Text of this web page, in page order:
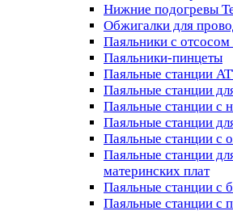
Нижние подогревы
Обжигалки для
Паяльники с
Паяльники-пинцеты
Паяльные станции
Паяльные станции
Паяльные станции с
Паяльные станции
Паяльные станции с
Паяльные станции
материнских плат
Паяльные станции с
Паяльные станции с